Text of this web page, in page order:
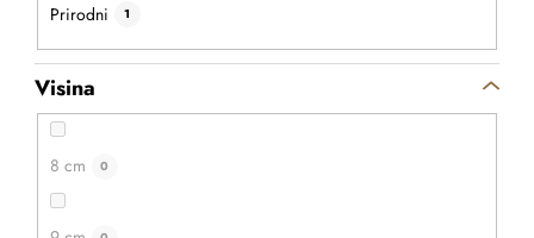
Prirodni 1
Visina
8 cm 0